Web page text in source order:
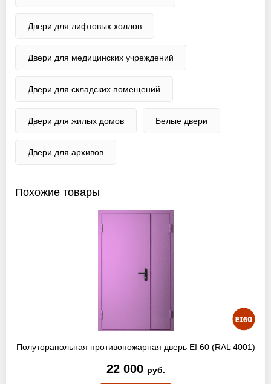
Двери для лифтовых холлов
Двери для медицинских учреждений
Двери для складских помещений
Двери для жилых домов Белые двери
Двери для архивов
Похожие товары
Полуторапольная противопожарная дверь EI 60 (RAL 4001)
22 000 руб.